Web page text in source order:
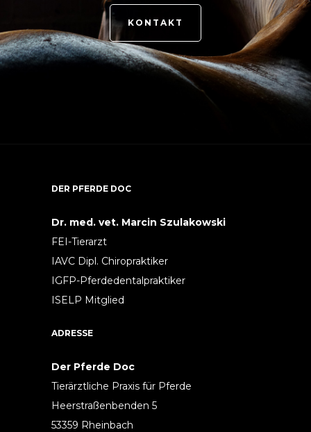
KONTAKT
DER PFERDE DOC
Dr. med. vet. Marcin Szulakowski
FEI-Tierarzt
IAVC Dipl. Chiropraktiker
IGFP-Pferdedentalpraktiker
ISELP Mitglied
ADRESSE
Der Pferde Doc
Tierärztliche Praxis für Pferde
Heerstraßenbenden 5
53359 Rheinbach